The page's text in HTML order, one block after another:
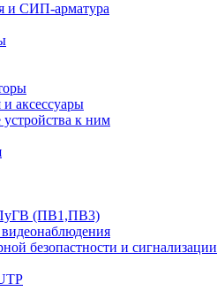
и СИП-арматура
аксессуары
к ним
(ПВ1,ПВ3)
безопастности и сигнализации